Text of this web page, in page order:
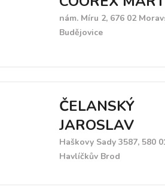
nám. Míru 2, 676 02
Budějovice
ČELANSKÝ
JAROSLAV
Haškovy Sady 3587, 580
Havlíčkův Brod